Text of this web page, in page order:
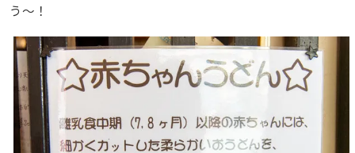
う〜！